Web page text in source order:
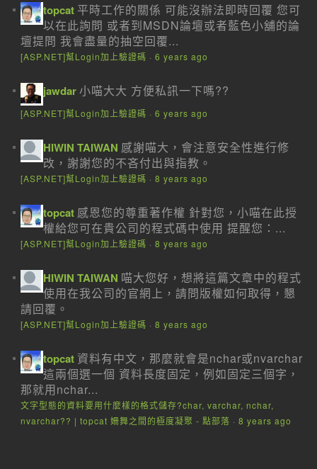
topcat 平時工作的關係 可能沒辦法即時回覆 您可
以在此詢問 或者到MSDN論壇或者藍色小舖的論
壇提問 我會盡量的抽空回覆...
[ASP.NET]幫Login加上驗證碼 · 6 years ago
jawdar小喵大大 方便私訊一下嗎??
[ASP.NET]幫Login加上驗證碼 · 6 years ago
HIWIN TAIWAN 感謝喵大，會注意安全性進行修
改，謝謝您的不吝付出與指教。
[ASP.NET]幫Login加上驗證碼 · 8 years ago
topcat 感恩您的尊重著作權 針對您，小喵在此授
權給您可在貴公司的程式碼中使用 提醒您：...
[ASP.NET]幫Login加上驗證碼 · 8 years ago
HIWIN TAIWAN 喵大您好，想將這篇文章中的程式
使用在我公司的官網上，請問版權如何取得，懇
請回覆。
[ASP.NET]幫Login加上驗證碼 · 8 years ago
topcat資料有中文，那麼就會是nchar或nvarchar
這兩個選一個 資料長度固定，例如固定三個字，
那就用nchar...
文字型態的資料要用什麼樣的格式儲存?char, varchar, nchar,
nvarchar?? | topcat 姍舞之間的極度凝聚 - 點部落 · 8 years ago